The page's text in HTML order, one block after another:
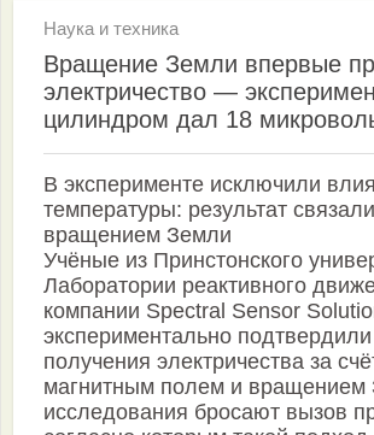
Наука и техника
Вращение Земли впервые
электричество —
цилиндром дал 18
В эксперименте исключили
температуры: результат
вращением Земли
Учёные из Принстонского
Лаборатории реактивного
компании Spectral Sensor
экспериментально
получения электричества за
магнитным полем и вращением
исследования бросают вызов